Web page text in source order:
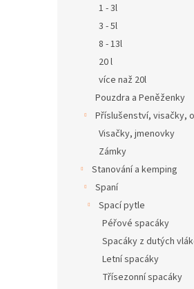
1 - 3l
3 - 5l
8 - 13l
20 l
více naž 20l
Pouzdra a Peněženky
Příslušenství, visačky,
Visačky, jmenovky
Zámky
Stanování a kemping
Spaní
Spací pytle
Péřové spacáky
Spacáky z dutých
Letní spacáky
Třísezonní spacáky